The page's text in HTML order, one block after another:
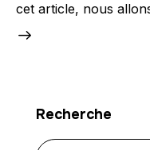
cet article, nous
Recherche